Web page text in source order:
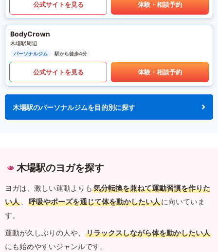
公式サイトを見る 体験・相談予約
BodyCrown
木場駅周辺
パーソナルジム 駅から徒歩4分
公式サイトを見る 体験・相談予約
木場駅のパーソナルジムを目的別に探す
木場駅のヨガを探す
ヨガは、激しい運動よりも 気分転換を兼ねて運動習慣を作りた
い人 、 呼吸やポーズを通じて体を動かしたい人に向いていま
す。
運動が久しぶりの人や、
リラックスしながら体を動かしたい人
にも始めやすいジャンルです。